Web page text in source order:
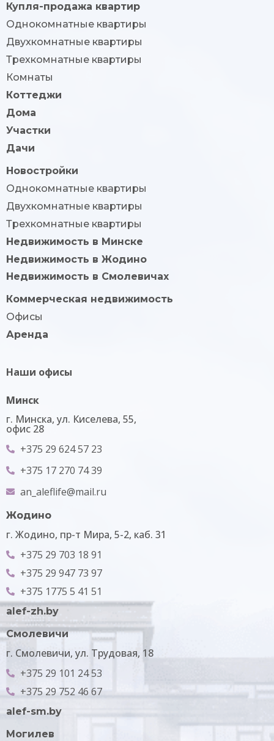
Купля-продажа квартир
Однокомнатные квартиры
Двухкомнатные квартиры
Трехкомнатные квартиры
Комнаты
Коттеджи
Дома
Участки
Дачи
Новостройки
Однокомнатные квартиры
Двухкомнатные квартиры
Трехкомнатные квартиры
Недвижимость в Минске
Недвижимость в Жодино
Недвижимость в Смолевичах
Коммерческая недвижимость
Офисы
Аренда
Наши офисы
Минск
г. Минска, ул. Киселева, 55,
офис 28
+375 29 624 57 23
+375 17 270 74 39
an_aleflife@mail.ru
Жодино
г. Жодино, пр-т Мира, 5-2, каб. 31
+375 29 703 18 91
+375 29 947 73 97
+375 1775 5 41 51
alef-zh.by
Смолевичи
г. Смолевичи, ул. Трудовая, 18
+375 29 101 24 53
+375 29 752 46 67
alef-sm.by
Могилев